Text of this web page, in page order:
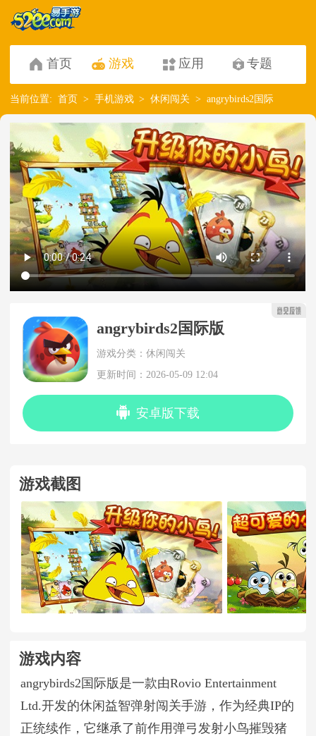
首页 游戏 应用 专题
当前位置: 首页 手机游戏 休闲闯关 angrybirds2国际版
angrybirds2国际版
游戏分类：休闲闯关
更新时间：2026-05-09 12:04
安卓版下载
游戏截图
游戏内容
angrybirds2国际版是一款由Rovio Entertainment
Ltd.开发的休闲益智弹射闯关手游，作为经典IP的
正统续作，它继承了前作用弹弓发射小鸟摧毁猪